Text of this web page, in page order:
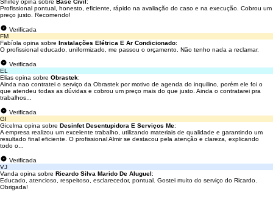
Shirley opina sobre Base Civil :
Profissional pontual, honesto, eficiente, rápido na avaliação do caso e na execução. Cobrou um
preço justo. Recomendo!
Verificada
FM
Fabíola opina sobre Instalações Elétrica E Ar Condicionado:
O profissional educado, uniformizado, me passou o orçamento. Não tenho nada a reclamar.
Verificada
EL
Elias opina sobre Obrastek:
Ainda nao contratei o serviço da Obrastek por motivo de agenda do inquilino, porém ele foi o
que atendeu todas as dúvidas e cobrou um preço mais do que justo. Ainda o contratarei pra
trabalhos...
Verificada
GI
Gicelma opina sobre Desinfet Desentupidora E Serviços Me:
A empresa realizou um excelente trabalho, utilizando materiais de qualidade e garantindo um
resultado final eficiente. O profissional Almir se destacou pela atenção e clareza, explicando
todo o...
Verificada
VJ
Vanda opina sobre Ricardo Silva Marido De Aluguel:
Educado, atencioso, respeitoso, esclarecedor, pontual. Gostei muito do serviço do Ricardo.
Obrigada!